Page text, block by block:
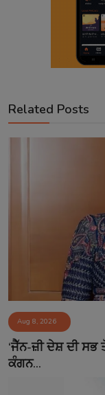
Related Posts
Aug 8, 2026
‘ਜੈੱਨ-ਜ਼ੀ ਦੇਸ਼ ਦੀ ਸਭ
ਕੰਗਨ...